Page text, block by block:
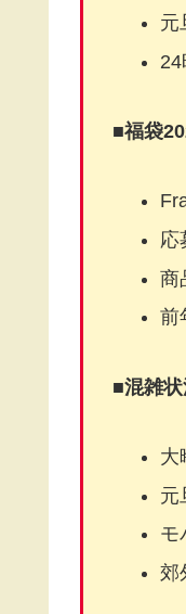
元
■福袋
応
商
前
■混雑
大
元
モ
郊